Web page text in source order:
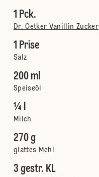
1 Pck.
Dr. Oetker Vanillin Zucker
1 Prise
Salz
200 ml
Speiseöl
¼ l
Milch
270 g
glattes Mehl
3 gestr. KL